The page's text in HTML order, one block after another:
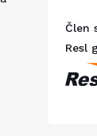
Člen
Resl